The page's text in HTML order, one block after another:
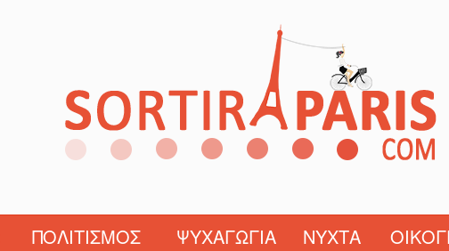
ΠΟΛΙΤΙΣΜΌΣ ΨΥΧΑΓΩΓΊΑ ΝΎΧΤΑ